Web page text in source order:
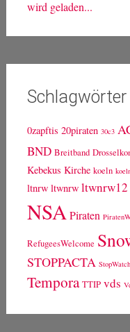
Horst, eine Möhre,
@netnrd bei
wird geladen...
Schlagwörter